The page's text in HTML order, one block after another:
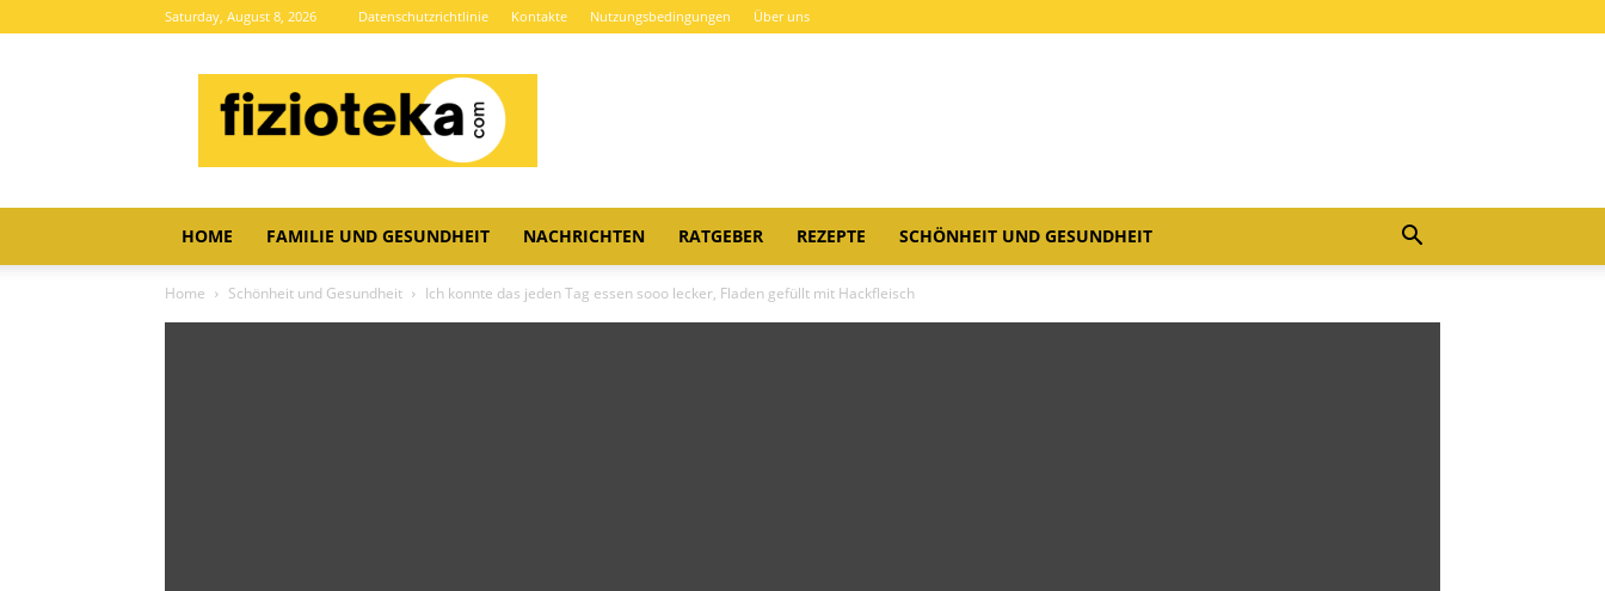
Saturday, August 8, 2026 Datenschutzrichtlinie Kontakte Nutzungsbedingungen Über uns
Brze
vijesti
HOME FAMILIE UND GESUNDHEIT NACHRICHTEN RATGEBER REZEPTE SCHÖNHEIT UND GESUNDHEIT
Home Schönheit und Gesundheit Ich konnte das jeden Tag essen sooo lecker, Fladen gefüllt mit Hackfleisch